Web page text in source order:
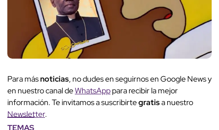
Para másnoticias, no dudes en seguirnos en Google News y
en nuestro canal deWhatsApppara recibir la mejor
información. Te invitamos a suscribirtegratisa nuestro
Newsletter.
TEMAS